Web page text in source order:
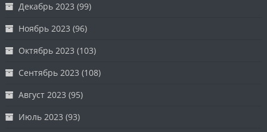
Декабрь 2023 (99)
Ноябрь 2023 (96)
Октябрь 2023 (103)
Сентябрь 2023 (108)
Август 2023 (95)
Июль 2023 (93)